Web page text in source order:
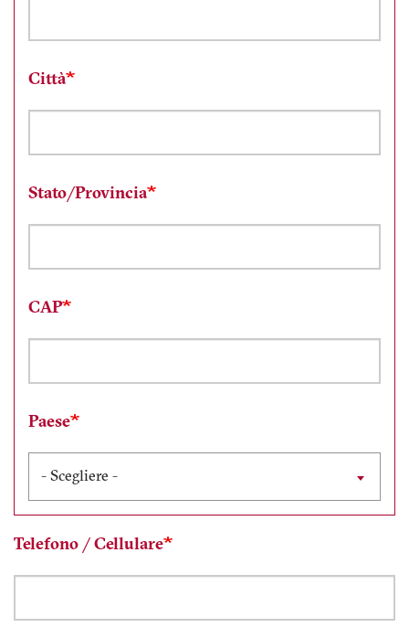
Città
Stato/Provincia
CAP
Paese
- Scegliere -
Telefono / Cellulare